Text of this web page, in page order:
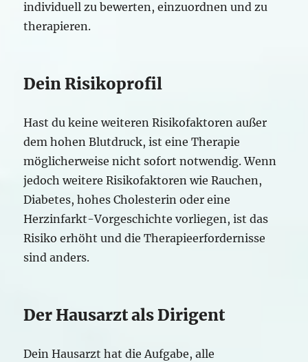
individuell zu bewerten, einzuordnen und zu
therapieren.
Dein Risikoprofil
Hast du keine weiteren Risikofaktoren außer
dem hohen Blutdruck, ist eine Therapie
möglicherweise nicht sofort notwendig. Wenn
jedoch weitere Risikofaktoren wie Rauchen,
Diabetes, hohes Cholesterin oder eine
Herzinfarkt-Vorgeschichte vorliegen, ist das
Risiko erhöht und die Therapieerfordernisse
sind anders.
Der Hausarzt als Dirigent
Dein Hausarzt hat die Aufgabe, alle